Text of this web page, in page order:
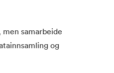
samarbeide
og